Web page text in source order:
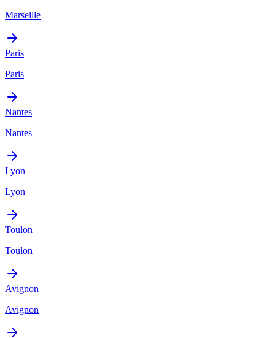
Marseille
Paris
Paris
Nantes
Nantes
Lyon
Lyon
Toulon
Toulon
Avignon
Avignon